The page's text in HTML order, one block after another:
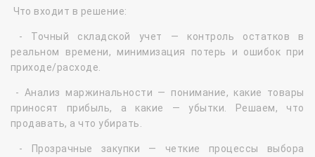
Что входит в решение:
- Точный складской учет
— контроль остатков в
реальном времени, минимизация потерь и ошибок при
приходе/расходе.
- Анализ маржинальности — понимание, какие товары
приносят прибыль, а какие — убытки. Решаем, что
продавать, а что убирать.
- Прозрачные закупки — четкие процессы выбора